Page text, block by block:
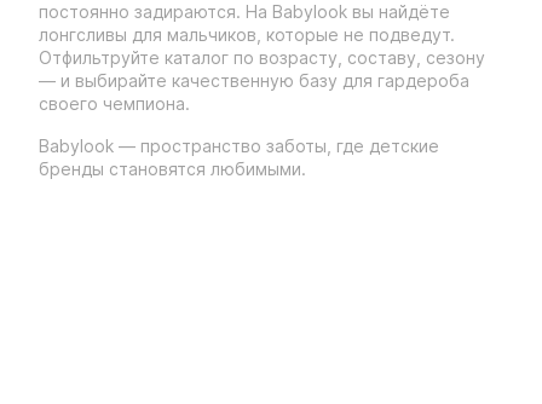
постоянно задираются. На Babylook вы найдёте
лонгсливы для мальчиков, которые не подведут.
Отфильтруйте каталог по возрасту, составу, сезону
— и выбирайте качественную базу для гардероба
своего чемпиона.
Babylook — пространство заботы, где детские
бренды становятся любимыми.